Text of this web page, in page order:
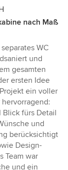
nach Maß
WC
und
gesamten
ersten Idee
ein voller
fürs Detail
und
berücksichtigt
Design-
Team war
und ein